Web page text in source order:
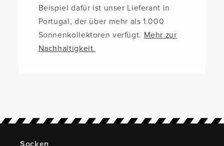
Beispiel dafür ist unser Lieferant in
Portugal, der über mehr als 1.000
Sonnenkollektoren verfügt. Mehr zur
Nachhaltigkeit.